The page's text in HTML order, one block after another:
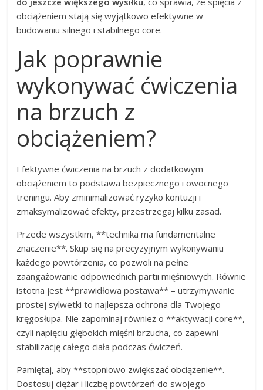
obciążeniem stają się wyjątkowo efektywne w
budowaniu silnego i stabilnego core.
Jak poprawnie
wykonywać ćwiczenia
na brzuch z
obciążeniem?
Efektywne ćwiczenia na brzuch z dodatkowym
obciążeniem to podstawa bezpiecznego i owocnego
treningu. Aby zminimalizować ryzyko kontuzji i
zmaksymalizować efekty, przestrzegaj kilku zasad.
Przede wszystkim, **technika ma fundamentalne
znaczenie**. Skup się na precyzyjnym wykonywaniu
każdego powtórzenia, co pozwoli na pełne
zaangażowanie odpowiednich partii mięśniowych. Równie
istotna jest **prawidłowa postawa** – utrzymywanie
prostej sylwetki to najlepsza ochrona dla Twojego
kręgosłupa. Nie zapominaj również o **aktywacji core**,
czyli napięciu głębokich mięśni brzucha, co zapewni
stabilizację całego ciała podczas ćwiczeń.
Pamiętaj, aby **stopniowo zwiększać obciążenie**.
Dostosuj ciężar i liczbę powtórzeń do swojego